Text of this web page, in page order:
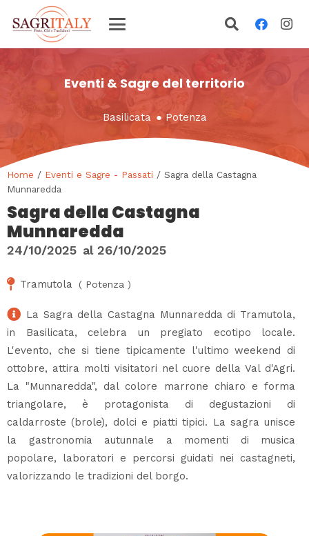
Eventi & Sagre del territorio
Basilicata ● Potenza
Home / Eventi e Sagre - Passati / Sagra della Castagna
Munnaredda
Sagra della Castagna
Munnaredda
24/10/2025 al 26/10/2025
Tramutola ( Potenza )
La Sagra della Castagna Munnaredda di Tramutola,
in Basilicata, celebra un pregiato ecotipo locale.
L'evento, che si tiene tipicamente l'ultimo weekend di
ottobre, attira molti visitatori nel cuore della Val d'Agri.
La "Munnaredda", dal colore marrone chiaro e forma
triangolare, è protagonista di degustazioni di
caldarroste (brole), dolci e piatti tipici. La sagra unisce
la gastronomia autunnale a momenti di musica
popolare, laboratori e percorsi guidati nei castagneti,
valorizzando le tradizioni del borgo.